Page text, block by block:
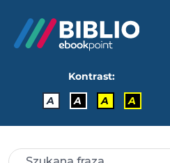
Kontrast:
A
A A A